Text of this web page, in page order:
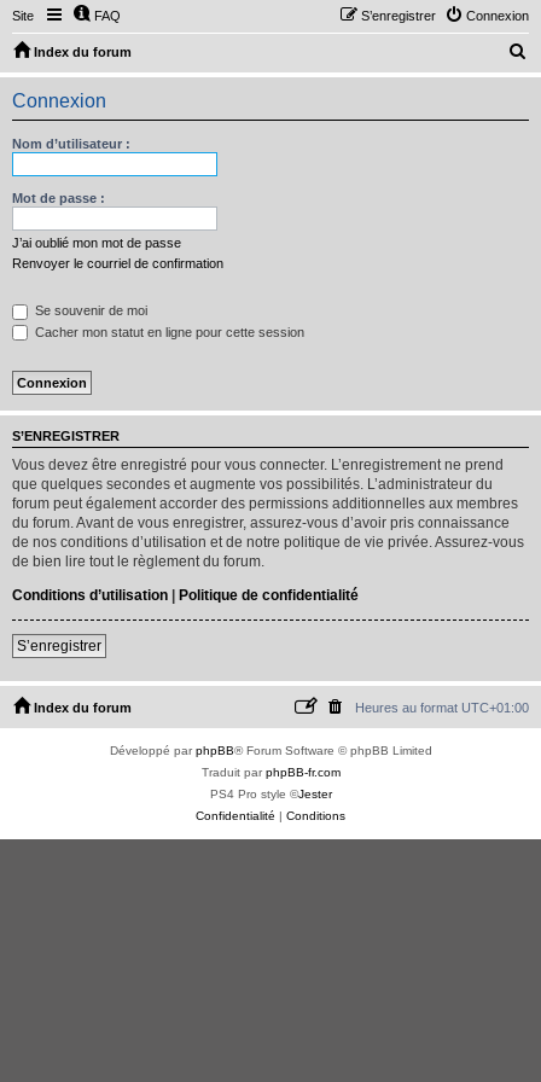
Site FAQ Connexion
S’enregistrer
Index du forum
e
Connexion
Nom d’utilisateur :
Mot de passe :
J’ai oublié mon mot de passe
Renvoyer le courriel de confirmation
Se souvenir de moi
Cacher mon statut en ligne pour cette session
S’ENREGISTRER
Vous devez être enregistré pour vous connecter. L’enregistrement ne prend
que quelques secondes et augmente vos possibilités. L’administrateur du
forum peut également accorder des permissions additionnelles aux membres
du forum. Avant de vous enregistrer, assurez-vous d’avoir pris connaissance
de nos conditions d’utilisation et de notre politique de vie privée. Assurez-vous
de bien lire tout le règlement du forum.
Conditions d’utilisation | Politique de confidentialité
S’enregistrer
Index du forum Heures au format UTC+01:00
Développé parphpBB® Forum Software © phpBB Limited
Traduit parphpBB-fr.com
PS4 Pro style ©Jester
Confidentialité | Conditions